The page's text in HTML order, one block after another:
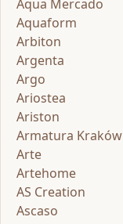
Aqua Mercado
Aquaform
Arbiton
Argenta
Argo
Ariostea
Ariston
Armatura Kraków
Arte
Artehome
AS Creation
Ascaso